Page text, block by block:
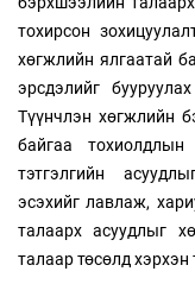
тохирсон
хөгжлийн ялгаатай
эрсдэлийг
Түүнчлэн хөгжлийн
байгаа
тэтгэлгийн
эсэхийг лавлаж,
талаарх асуудлыг
талаар төсөлд